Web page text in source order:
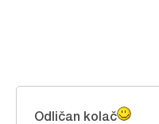
Odličan kolač